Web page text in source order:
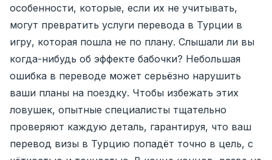
особенности, которые, если их не учитывать,
могут превратить услуги перевода в Турции в
игру, которая пошла не по плану. Слышали ли вы
когда-нибудь об эффекте бабочки? Небольшая
ошибка в переводе может серьёзно нарушить
ваши планы на поездку. Чтобы избежать этих
ловушек, опытные специалисты тщательно
проверяют каждую деталь, гарантируя, что ваш
перевод визы в Турцию попадёт точно в цель, с